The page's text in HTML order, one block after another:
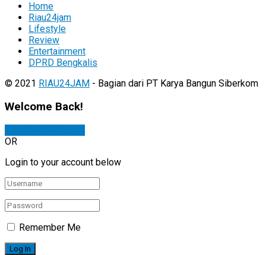
Home
Riau24jam
Lifestyle
Review
Entertainment
DPRD Bengkalis
© 2021 RIAU24JAM - Bagian dari PT Karya Bangun Siberkom
Welcome Back!
OR
Login to your account below
Remember Me